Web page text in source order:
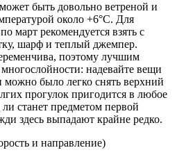
быть довольно ветреной и
около +6°C. Для
март рекомендуется взять с
шарф и теплый джемпер.
поэтому лучшим
надевайте вещи
было легко снять верхний
прогулок пригодится в любое
станет предметом первой
здесь выпадают крайне редко.
и направление)